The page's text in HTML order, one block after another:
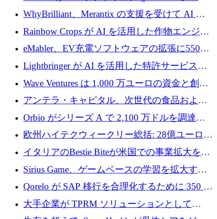
ユーロの支援を開始
トに変えるために 600 万ドルを調達
WhyBrilliant、Merantix の支援を受けて AI 求
人マッチングを拡大するために 100 万ユーロ
Rainbow Crops が AI を活用した作物エンジニ
アリングを拡張するために 970 万ユーロを調
eMabler、EV充電ソフトウェアの拡張に550万
ユーロを確保
Lightbringer が AI を活用した特許サービスを
拡大するために 1,000 万ドルを調達
Wave Ventures は 1,000 万ユーロの資金と創設
者補助金で 10 周年を迎える
アンテラ・キャピタル、次世代の食品および
アグリテクノロジーのイノベーションを支援
するファンド III の初回クローズ額が 1 億ドル
に到達
Orbio がシリーズ A で 2,100 万ドルを調達、
AI 労働力管理を世界の最前線の労働者に提供
欧州ハイテクウィークリー総括: 28億ユーロの
取引と5月のハイライト
イタリアのBestie Biteが米国での事業拡大を加
速するために150万ユーロを調達
Sirius Game、ゲームベースの学習を拡大する
ために 130 万ユーロの資金調達を完了
Qorelo が SAP 移行を合理化するために 350 万
ドルを調達
大手企業が TPRM ソリューションとして
Vanta を選択する理由